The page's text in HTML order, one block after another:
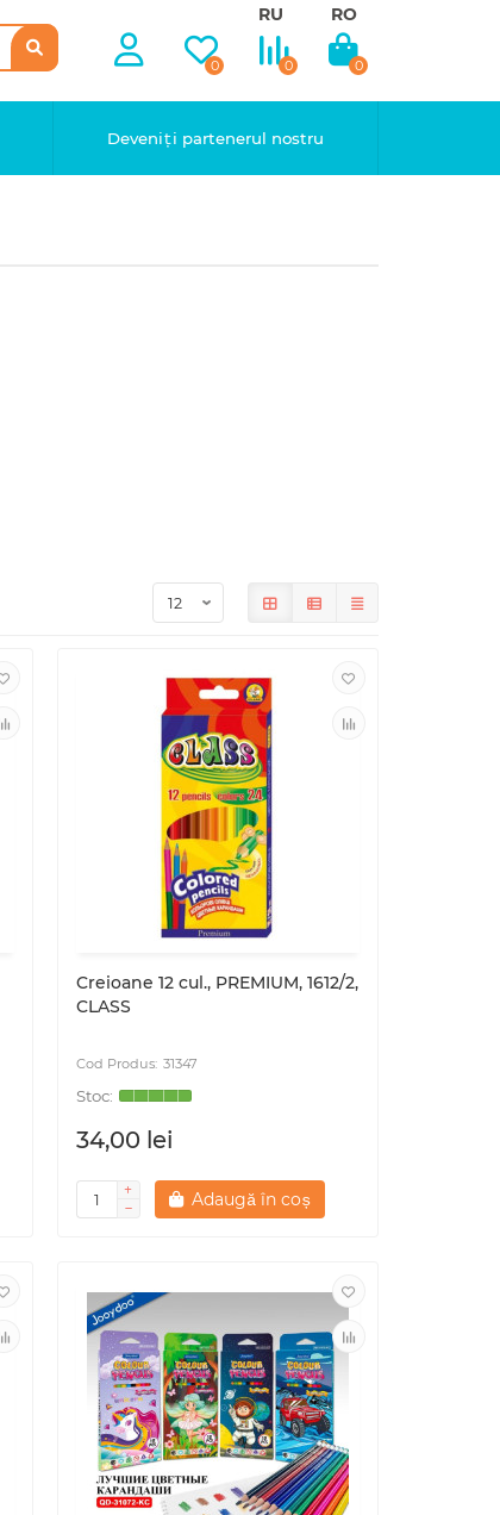
0
RU
0
RO
0
Deveniți partenerul nostru
Creioane 12 cul., PREMIUM, 1612/2,
CLASS
31347
34,00 lei
Adaugă în coș